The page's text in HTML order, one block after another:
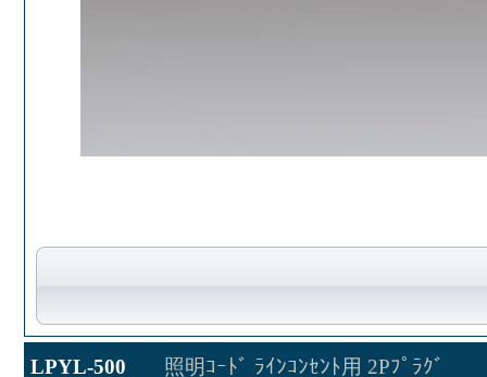
LPYL-500 照明ｺｰﾄﾞ ﾗｲﾝｺﾝｾﾝﾄ用 2Pﾌﾟﾗｸﾞ